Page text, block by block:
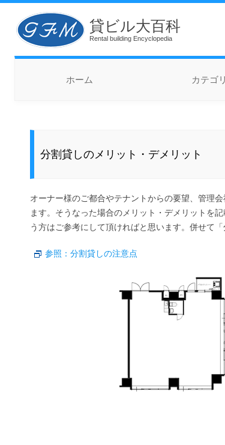
貸ビル大百科
Rental building Encyclopedia
コンテンツへスキップ
ホーム カテゴリ
分割貸しのメリット・デメリット
オーナー様のご都合やテナントからの要望、管理
ます。そうなった場合のメリット・デメリットを
う方はご参考にして頂ければと思います。併せて
参照：分割貸しの注意点